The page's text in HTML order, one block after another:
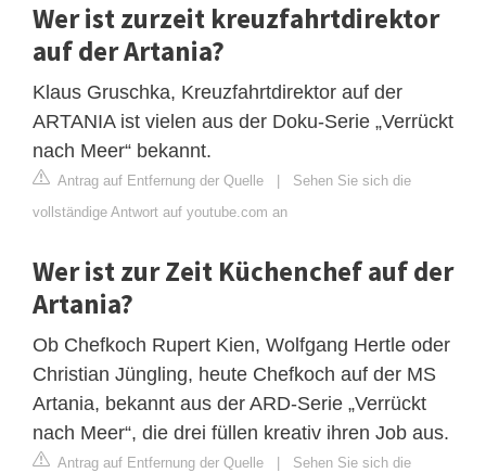
Wer ist zurzeit kreuzfahrtdirektor
auf der Artania?
Klaus Gruschka, Kreuzfahrtdirektor auf der
ARTANIA ist vielen aus der Doku-Serie „Verrückt
nach Meer“ bekannt.
Antrag auf Entfernung der Quelle
Sehen Sie sich die
vollständige Antwort auf youtube.com an
Wer ist zur Zeit Küchenchef auf der
Artania?
Ob Chefkoch Rupert Kien, Wolfgang Hertle oder
Christian Jüngling, heute Chefkoch auf der MS
Artania, bekannt aus der ARD-Serie „Verrückt
nach Meer“, die drei füllen kreativ ihren Job aus.
Antrag auf Entfernung der Quelle
Sehen Sie sich die